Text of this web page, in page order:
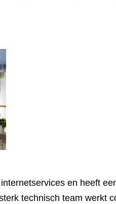
en heeft
technisch team werkt